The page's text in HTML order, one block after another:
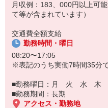
月収例：183、000円以上可
て等が含まれています）
交通費全額支給
勤務時間・曜日
08:20〜17:05
※表記のうち実働7時間35分で
■勤務曜日：月 火 水
■勤務期間：長期
アクセス・勤務地